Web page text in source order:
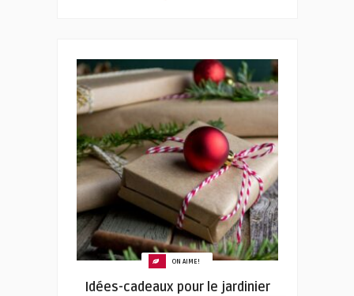
ON AIME!
Idées-cadeaux pour le jardinier